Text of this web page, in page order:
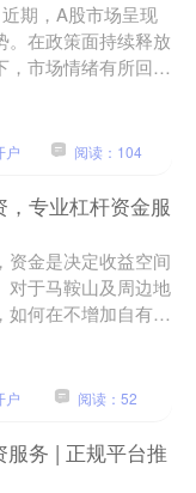
期，A股市场呈现
。在政策面持续释放
，市场情绪有所回
，科技股、新能源
，成....
户 阅读：104
专业杠杆资金服
资金是决定收益空间
对于马鞍山及周边地
如何在不增加自有资
大投资能力、提升
许多人....
户 阅读：52
务 | 正规平台推